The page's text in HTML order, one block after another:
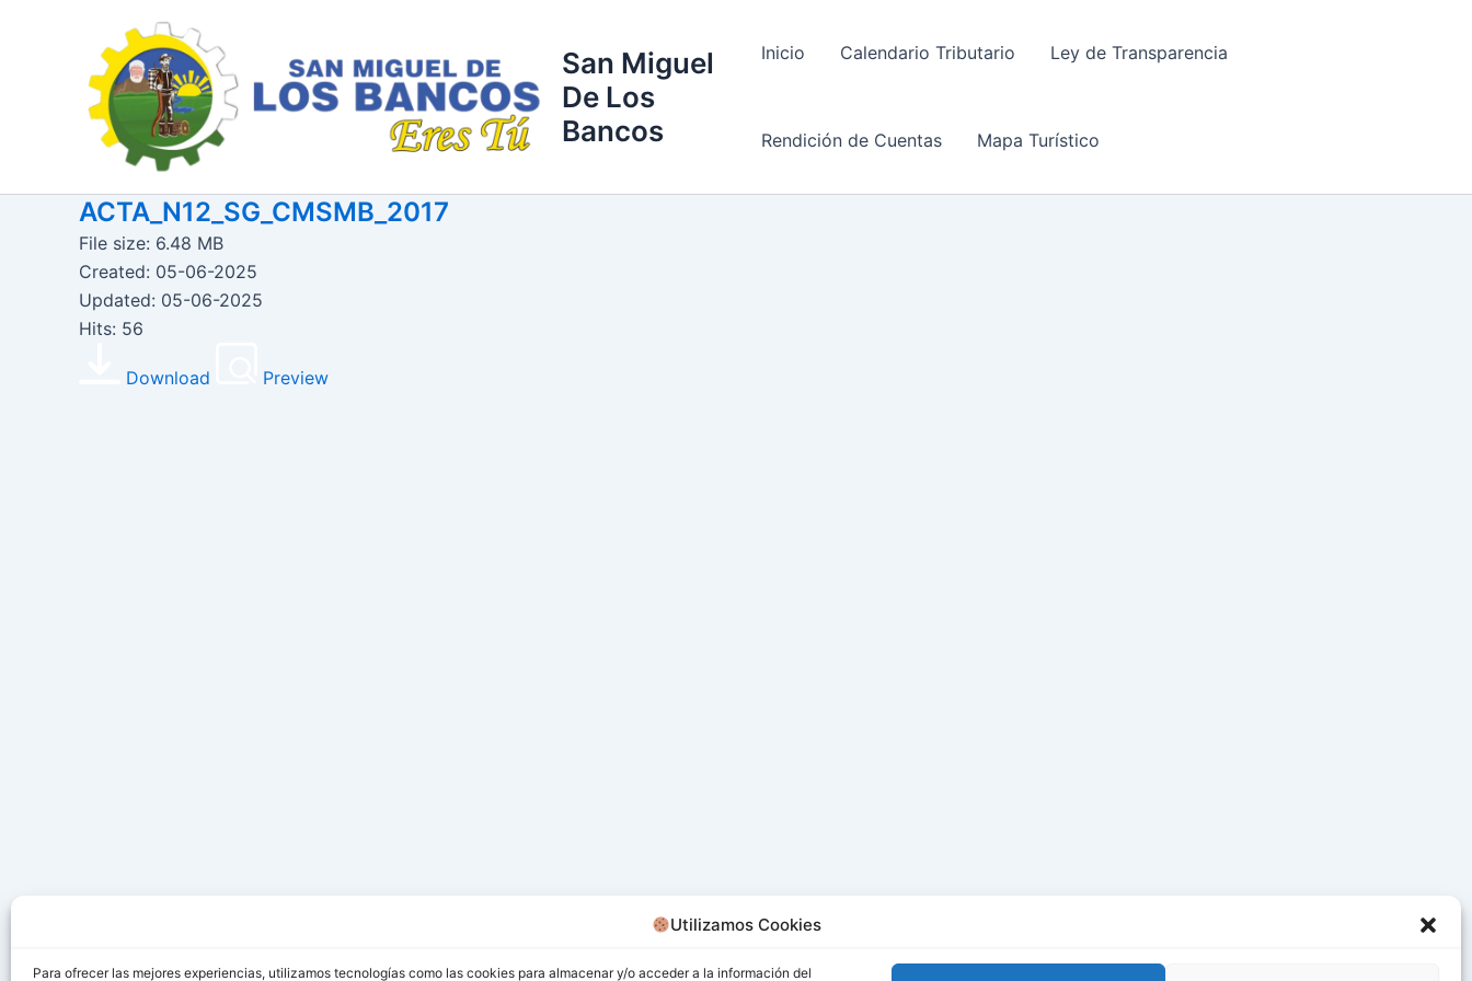
Utilizamos Cookies
Para ofrecer las mejores experiencias, utilizamos tecnologías como las cookies para almacenar y/o acceder a la información del
San Miguel
De Los
Bancos
Inicio Calendario Tributario Ley de Transparencia
Rendición de Cuentas Mapa Turístico
ACTA_N12_SG_CMSMB_2017
File size: 6.48 MB
Created: 05-06-2025
Updated: 05-06-2025
Hits: 56
Download Preview